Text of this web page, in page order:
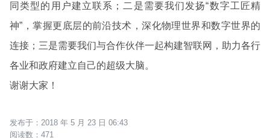
同类型的用户建立联系；二是需要我们发扬“数字工匠精
神”，掌握更底层的前沿技术，深化物理世界和数字世界的
连接；三是需要我们与合作伙伴一起构建智联网，助力各行
各业和政府建立自己的超级大脑。
谢谢大家！
2018 年 5 月 23 日 06:43
471